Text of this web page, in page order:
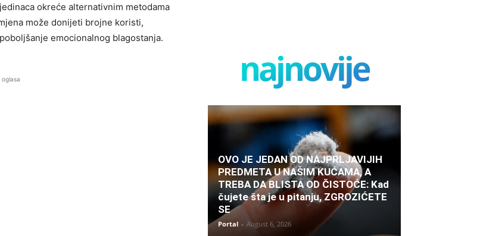
okreće alternativnim metodama
može donijeti brojne koristi,
emocionalnog blagostanja.
najnovije
OVO JE JEDAN OD NAJPRLJAVIJIH
PREDMETA U NAŠIM KUĆAMA, A
TREBA DA BLISTA OD ČISTOĆE: Kad
čujete šta je u pitanju, ZGROZIĆETE
SE
Portal - August 6, 2026